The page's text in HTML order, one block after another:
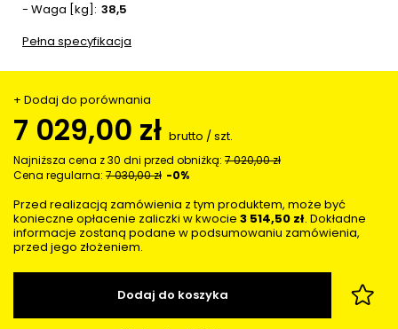
- Waga [kg] 38,5
Pełna specyfikacja
+ Dodaj do porównania
7 029,00 zł brutto /szt.
Najniższa cena z 30 dni przed obniżką: 7 020,00 zł
Cena regularna: 7 030,00 zł -0%
Przed realizacją zamówienia z tym produktem, może być
konieczne opłacenie zaliczki w kwocie 3 514,50 zł. Dokładne
informacje zostaną podane w podsumowaniu zamówienia,
przed jego złożeniem.
Dodaj do koszyka